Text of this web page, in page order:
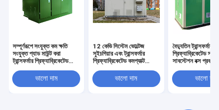
সম্পূর্ণরূপে সংযুক্ত কম ক্ষতি
সংযুক্ত প্যাড মাউন্ট করা
ট্রান্সফর্মার প্রিফ্যাব্রিকেটেড
ভালো দাম
12 কেভি সিস্টেম ভোল্টেজ
সুইচগিয়ার এবং ট্রান্সফর্মার
প্রিফ্যাব্রিকেটেড কমপ্যাক্ট
প্রিফ্যাব্রিिकेটেড সাবস্টেশন
ভালো দাম
বৈদ্যুতিন ট্রান্সফর্মার
প্রিফ্যাব্রিকেটেড
সাবস্টেশন বক্স
উত্পাদনকারীরাভালো দাম